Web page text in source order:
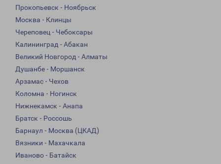
Прокопьевск - Ноябрьск
Москва - Клинцы
Череповец - Чебоксары
Калининград - Абакан
Великий Новгород - Алматы
Душанбе - Моршанск
Арзамас - Чехов
Коломна - Ногинск
Нижнекамск - Анапа
Братск - Россошь
Барнаул - Москва (ЦКАД)
Вязники - Махачкала
Иваново - Батайск